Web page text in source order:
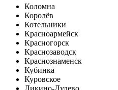
Коломна
Королёв
Котельники
Красноармейск
Красногорск
Краснозаводск
Краснознаменск
Кубинка
Куровское
Ликино-Дулево